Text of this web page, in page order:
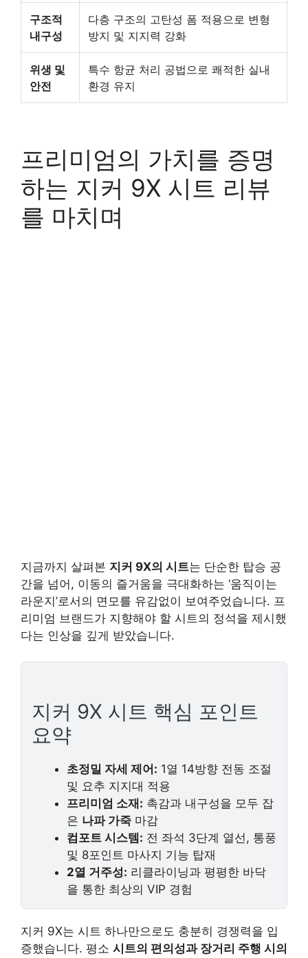
구조적
내구성
다층 구조의 고탄성 폼 적용으로 변형
방지 및 지지력 강화
위생 및
안전
특수 항균 처리 공법으로 쾌적한 실내
환경 유지
프리미엄의 가치를 증명
하는 지커 9X 시트 리뷰
를 마치며
지금까지 살펴본 지커 9X의 시트는 단순한 탑승 공
간을 넘어, 이동의 즐거움을 극대화하는 ‘움직이는
라운지’로서의 면모를 유감없이 보여주었습니다. 프
리미엄 브랜드가 지향해야 할 시트의 정석을 제시했
다는 인상을 깊게 받았습니다.
지커 9X 시트 핵심 포인트
요약
초정밀 자세 제어: 1열 14방향 전동 조절
및 요추 지지대 적용
프리미엄 소재: 촉감과 내구성을 모두 잡
은 나파 가죽 마감
컴포트 시스템: 전 좌석 3단계 열선, 통풍
및 8포인트 마사지 기능 탑재
2열 거주성: 리클라이닝과 평평한 바닥
을 통한 최상의 VIP 경험
지커 9X는 시트 하나만으로도 충분히 경쟁력을 입
증했습니다. 평소 시트의 편의성과 장거리 주행 시의